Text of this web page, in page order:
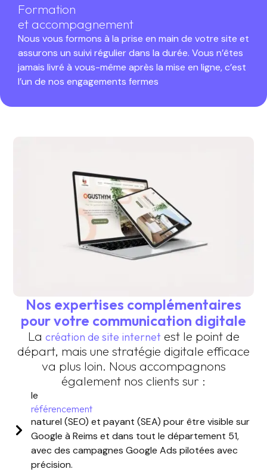
Formation
et accompagnement
Nous vous formons à la prise en main de votre site et
assurons un suivi régulier dans la durée. Vous n’êtes
jamais livré à vous-même après la mise en ligne, c’est
l’un de nos engagements fermes
Nos expertises complémentaires
pour votre communication digitale
La création de site internetest le point de
départ, mais une stratégie digitale efficace
va plus loin. Nous accompagnons
également nos clients sur :
le
référencement
naturel (SEO) et payant (SEA) pour être visible sur
Google à Reims et dans tout le département 51,
avec des campagnes Google Ads pilotées avec
précision.